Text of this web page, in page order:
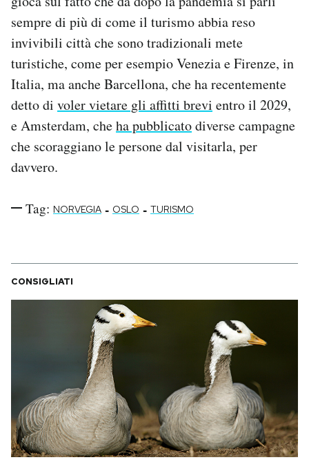
sempre di più di come il turismo abbia reso
invivibili città che sono tradizionali mete
turistiche, come per esempio Venezia e Firenze, in
Italia, ma anche Barcellona, che ha recentemente
detto di voler vietare gli affitti brevi entro il 2029,
e Amsterdam, cheha pubblicatodiverse campagne
che scoraggiano le persone dal visitarla, per
davvero.
Tag: NORVEGIA - OSLO - TURISMO
CONSIGLIATI